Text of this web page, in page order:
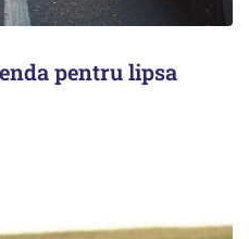
pentru lipsa